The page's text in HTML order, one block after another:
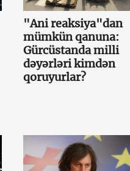
"Ani reaksiya"dan
mümkün qanuna:
Gürcüstanda milli
dəyərləri kimdən
qoruyurlar?